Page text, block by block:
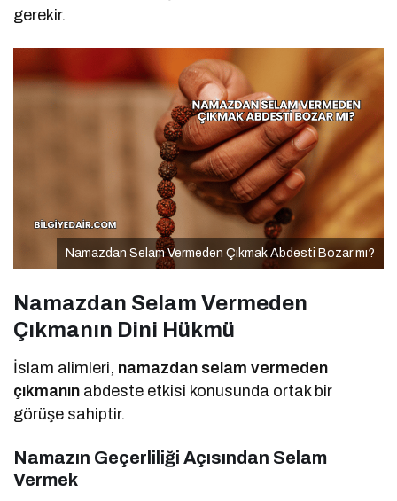
gerekir.
Namazdan Selam Vermeden Çıkmak Abdesti Bozar mı?
Namazdan Selam Vermeden
Çıkmanın Dini Hükmü
İslam alimleri, namazdan selam vermeden
çıkmanın abdeste etkisi konusunda ortak bir
görüşe sahiptir.
Namazın Geçerliliği Açısından Selam
Vermek